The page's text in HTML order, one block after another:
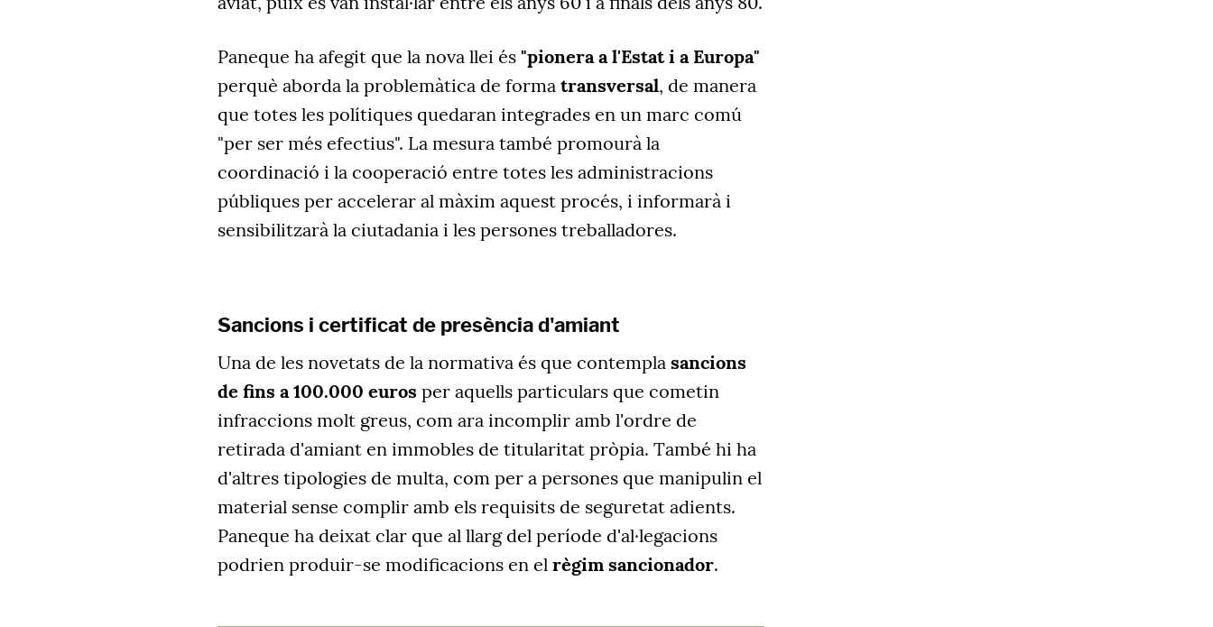
Paneque ha afegit que la nova llei és "pionera a l'Estat i a Europa"
perquè aborda la problemàtica de forma transversal, de manera
que totes les polítiques quedaran integrades en un marc comú
"per ser més efectius". La mesura també promourà la
coordinació i la cooperació entre totes les administracions
públiques per accelerar al màxim aquest procés, i informarà i
sensibilitzarà la ciutadania i les persones treballadores.
Sancions i certificat de presència d'amiant
Una de les novetats de la normativa és que contempla sancions
de fins a 100.000 euros per aquells particulars que cometin
infraccions molt greus, com ara incomplir amb l'ordre de
retirada d'amiant en immobles de titularitat pròpia. També hi ha
d'altres tipologies de multa, com per a persones que manipulin el
material sense complir amb els requisits de seguretat adients.
Paneque ha deixat clar que al llarg del període d'al·legacions
podrien produir-se modificacions en el règim sancionador.